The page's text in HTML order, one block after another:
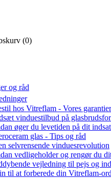
(0)
og råd
hos Vitreflam - Vores garantier
vinduestilbud på
øger du levetiden på dit
glas - Tips og råd
selvrensende vinduesrevolution
vedligeholder og rengør du
vejledning til pejs og
til at forberede din Vitreflam-